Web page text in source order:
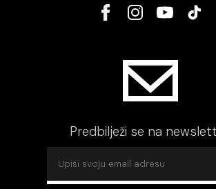
Predbilježi se na